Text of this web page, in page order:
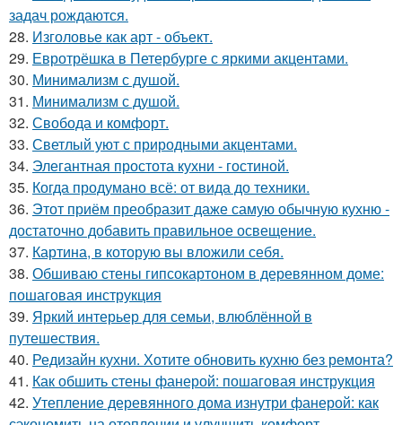
задач рождаются.
28. Изголовье как арт - объект.
29. Евротрёшка в Петербурге с яркими акцентами.
30. Минимализм с душой.
31. Минимализм с душой.
32. Свобода и комфорт.
33. Светлый уют с природными акцентами.
34. Элегантная простота кухни - гостиной.
35. Когда продумано всё: от вида до техники.
36. Этот приём преобразит даже самую обычную кухню -
достаточно добавить правильное освещение.
37. Картина, в которую вы вложили себя.
38. Обшиваю стены гипсокартоном в деревянном доме:
пошаговая инструкция
39. Яркий интерьер для семьи, влюблённой в
путешествия.
40. Редизайн кухни. Хотите обновить кухню без ремонта?
41. Как обшить стены фанерой: пошаговая инструкция
42. Утепление деревянного дома изнутри фанерой: как